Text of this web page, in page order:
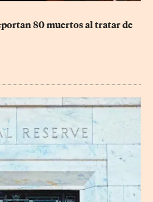
80 muertos al tratar de